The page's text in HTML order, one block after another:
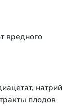
вредного
натрий
плодов